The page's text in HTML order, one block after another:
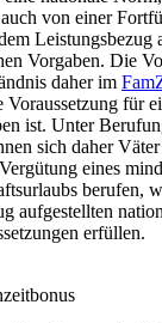
von einer
Leistungsbezug
Vorgaben. Die
daher im
Voraussetzung für
ist. Unter
sich daher
eines
berufen,
aufgestellten
erfüllen.